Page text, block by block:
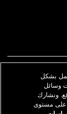
بشكل
وسائل
ونشارك
على مستوى